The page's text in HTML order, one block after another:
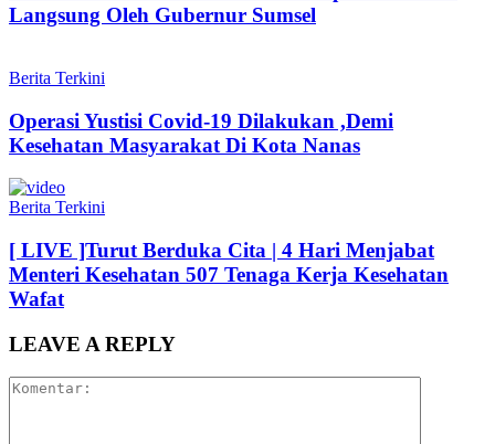
Langsung Oleh Gubernur Sumsel
Berita Terkini
Operasi Yustisi Covid-19 Dilakukan ,Demi
Kesehatan Masyarakat Di Kota Nanas
Berita Terkini
[ LIVE ]Turut Berduka Cita | 4 Hari Menjabat
Menteri Kesehatan 507 Tenaga Kerja Kesehatan
Wafat
LEAVE A REPLY